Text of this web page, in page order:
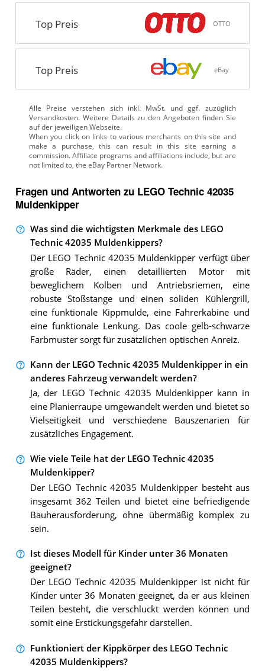
Top Preis OTTO
Top Preis eBay
Alle Preise verstehen sich inkl. MwSt. und ggf. zuzüglich
Versandkosten. Weitere Details zu den Angeboten finden Sie
auf der jeweiligen Webseite.
Fragen und Antworten zu LEGO Technic 42035
Muldenkipper
Was sind die wichtigsten Merkmale des LEGO
Technic 42035 Muldenkippers?
Der LEGO Technic 42035 Muldenkipper verfügt über
große Räder, einen detaillierten Motor mit
beweglichem Kolben und Antriebsriemen, eine
robuste Stoßstange und einen soliden Kühlergrill,
eine funktionale Kippmulde, eine Fahrerkabine und
eine funktionale Lenkung. Das coole gelb-schwarze
Farbmuster sorgt für zusätzlichen optischen Anreiz.
Kann der LEGO Technic 42035 Muldenkipper in ein
anderes Fahrzeug verwandelt werden?
Ja, der LEGO Technic 42035 Muldenkipper kann in
eine Planierraupe umgewandelt werden und bietet so
Vielseitigkeit und verschiedene Bauszenarien für
zusätzliches Engagement.
Wie viele Teile hat der LEGO Technic 42035
Muldenkipper?
Der LEGO Technic 42035 Muldenkipper besteht aus
insgesamt 362 Teilen und bietet eine befriedigende
Bauherausforderung, ohne übermäßig komplex zu
sein.
Ist dieses Modell für Kinder unter 36 Monaten
geeignet?
Der LEGO Technic 42035 Muldenkipper ist nicht für
Kinder unter 36 Monaten geeignet, da er aus kleinen
Teilen besteht, die verschluckt werden können und
somit eine Erstickungsgefahr darstellen.
Funktioniert der Kippkörper des LEGO Technic
42035 Muldenkippers?